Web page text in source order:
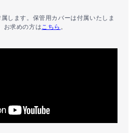
します。保管用カバーは付属いたしま
お求めの方はこちら 。